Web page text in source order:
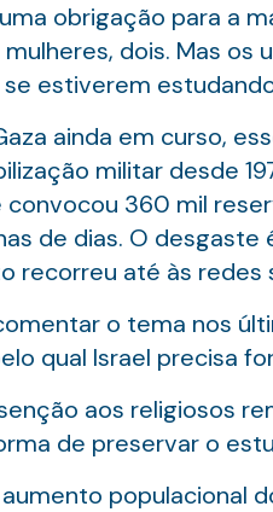
obrigação para a
dois. Mas
estiverem
ainda em curso,
militar desde
convocou 360 mil
de dias. O
recorreu até às
o tema nos
qual Israel precisa
aos religiosos
de preservar o
populacional